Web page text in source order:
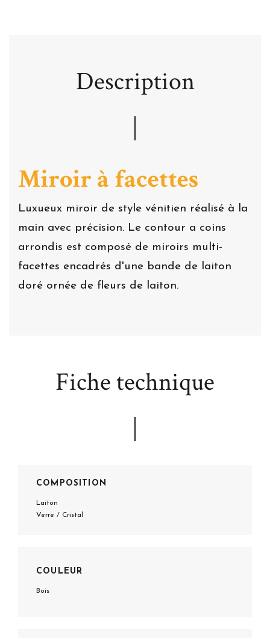
Description
Miroir à facettes
Luxueux miroir de style vénitien réalisé à la
main avec précision. Le contour a coins
arrondis est composé de miroirs multi-
facettes encadrés d'une bande de laiton
doré ornée de fleurs de laiton.
Fiche technique
COMPOSITION
Laiton
Verre / Cristal
COULEUR
Bois